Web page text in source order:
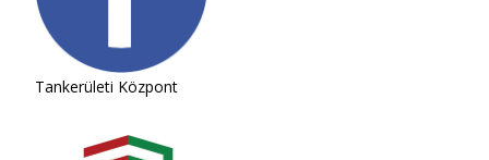
Tankerületi Központ